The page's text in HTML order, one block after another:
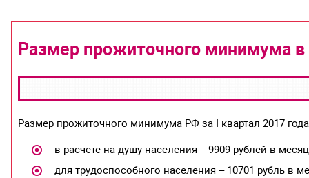
Размер прожиточного минимума в
Размер прожиточного минимума РФ за I квартал 2017
в расчете на душу населения – 9909 рублей в
для трудоспособного населения – 10701 рубль в